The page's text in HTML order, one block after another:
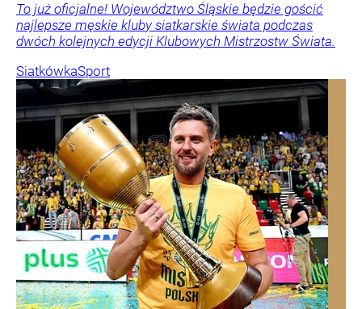
To już oficjalne! Województwo Śląskie będzie gościć
najlepsze męskie kluby siatkarskie świata podczas
dwóch kolejnych edycji Klubowych Mistrzostw Świata.
SiatkówkaSport